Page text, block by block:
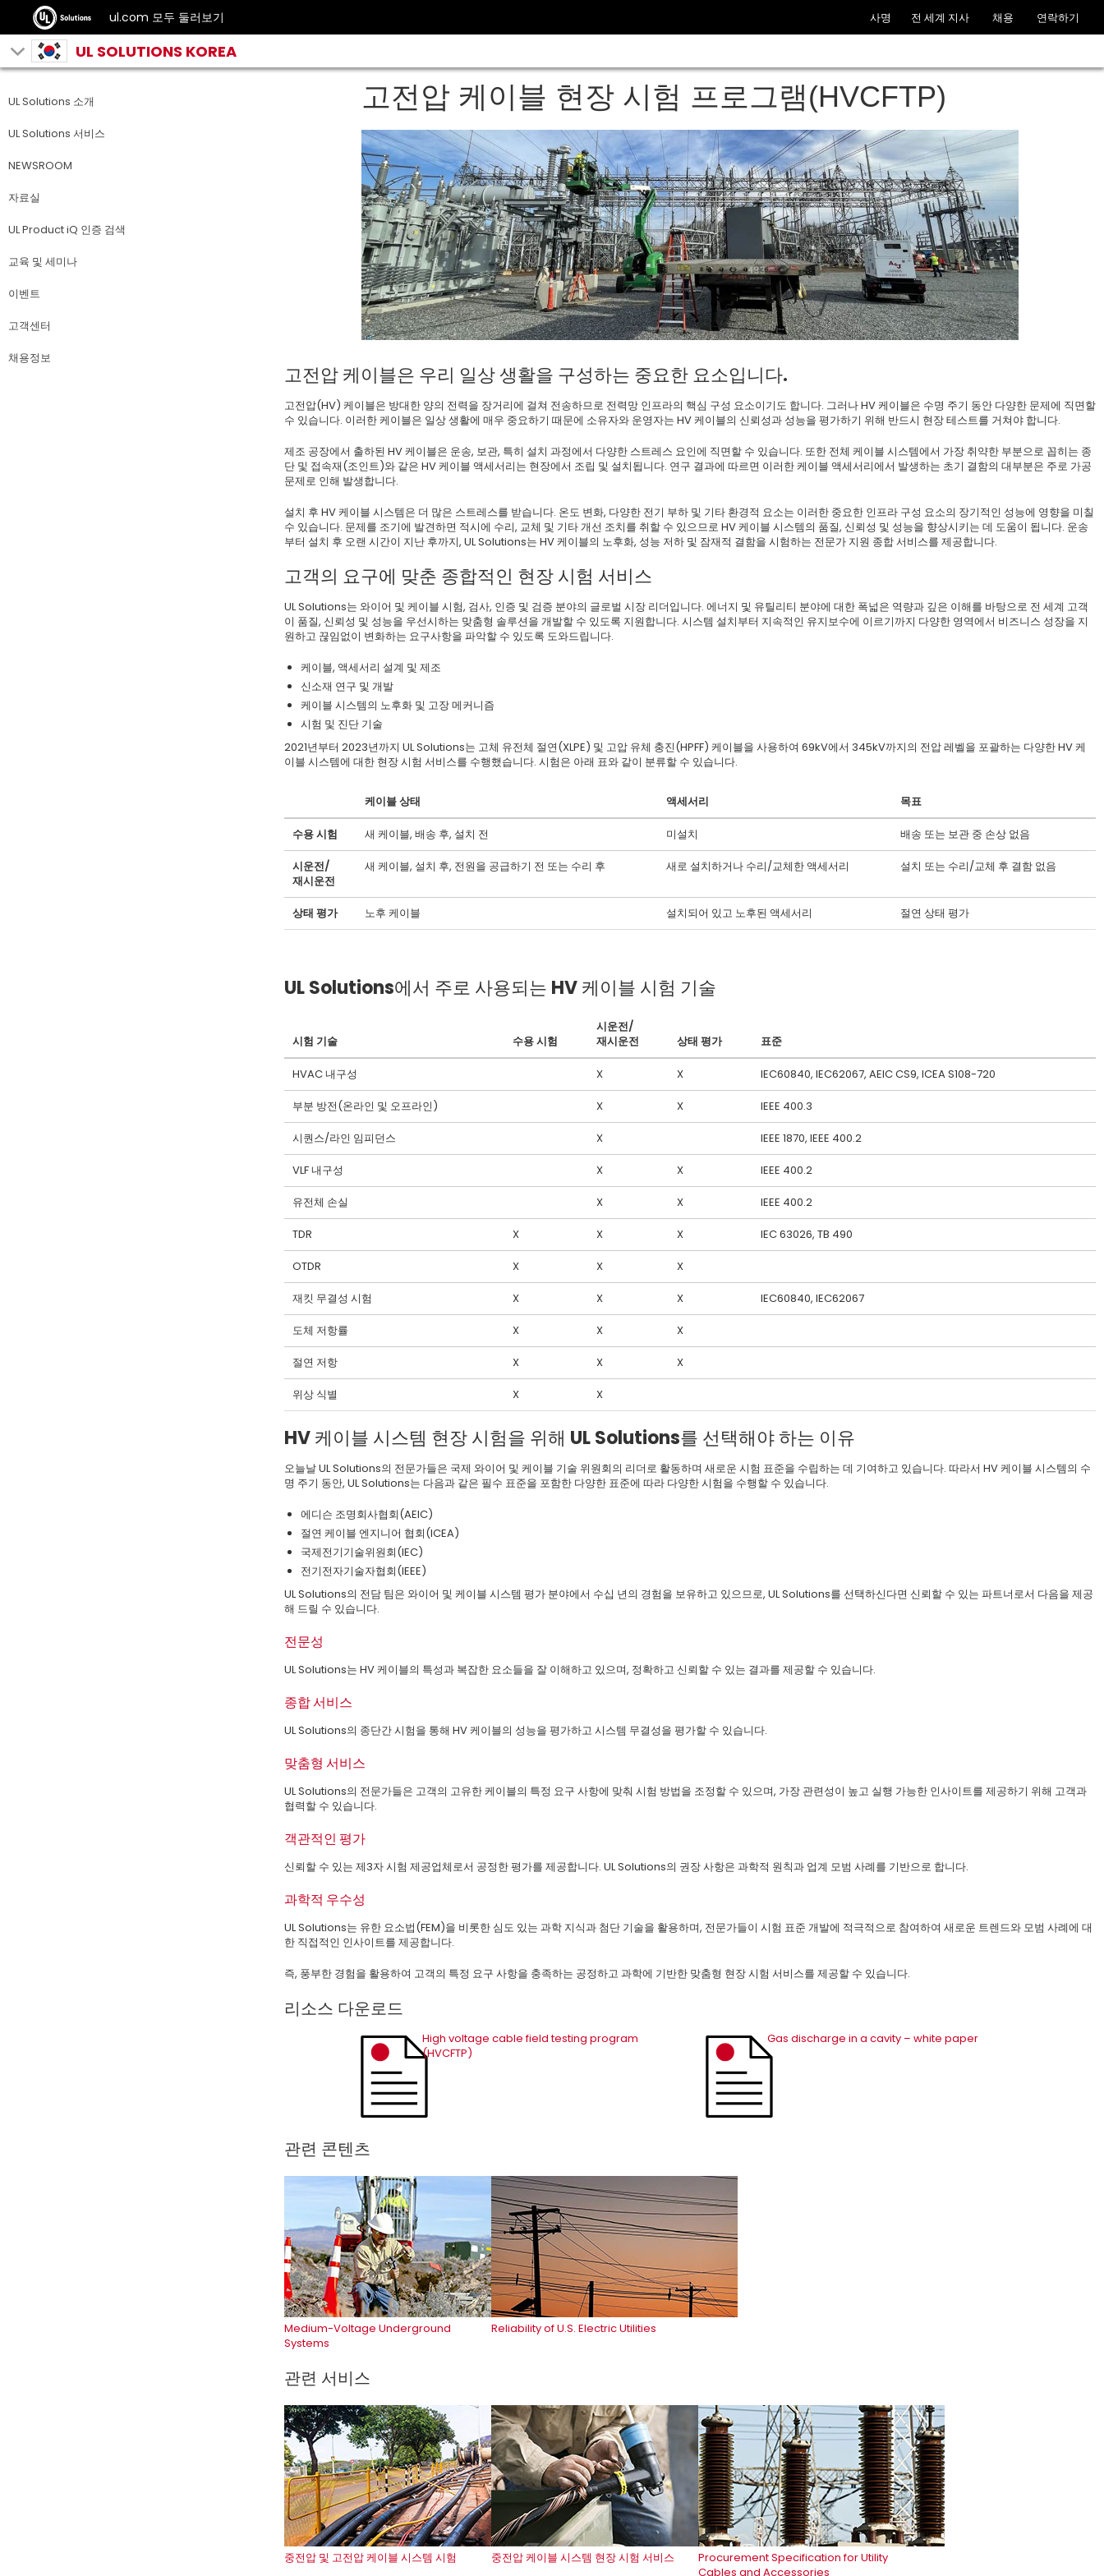
ul.com 모두 둘러보기 사명 전 세계 지사 채용 연락하기
UL SOLUTIONS KOREA
UL Solutions 소개
UL Solutions 서비스
NEWSROOM
자료실
UL Product iQ 인증 검색
교육 및 세미나
이벤트
고객센터
채용정보
고전압 케이블 현장 시험 프로그램(HVCFTP)
고전압 케이블은 우리 일상 생활을 구성하는 중요한 요소입니다.
고전압(HV) 케이블은 방대한 양의 전력을 장거리에 걸쳐 전송하므로 전력망 인프라의 핵심 구성 요소이기도 합니다. 그러나 HV 케이블은 수명 주기 동안 다양한 문제에 직면할
수 있습니다. 이러한 케이블은 일상 생활에 매우 중요하기 때문에 소유자와 운영자는 HV 케이블의 신뢰성과 성능을 평가하기 위해 반드시 현장 테스트를 거쳐야 합니다.
제조 공장에서 출하된 HV 케이블은 운송, 보관, 특히 설치 과정에서 다양한 스트레스 요인에 직면할 수 있습니다. 또한 전체 케이블 시스템에서 가장 취약한 부분으로 꼽히는 종
단 및 접속재(조인트)와 같은 HV 케이블 액세서리는 현장에서 조립 및 설치됩니다. 연구 결과에 따르면 이러한 케이블 액세서리에서 발생하는 초기 결함의 대부분은 주로 가공
문제로 인해 발생합니다.
설치 후 HV 케이블 시스템은 더 많은 스트레스를 받습니다. 온도 변화, 다양한 전기 부하 및 기타 환경적 요소는 이러한 중요한 인프라 구성 요소의 장기적인 성능에 영향을 미칠
수 있습니다. 문제를 조기에 발견하면 적시에 수리, 교체 및 기타 개선 조치를 취할 수 있으므로 HV 케이블 시스템의 품질, 신뢰성 및 성능을 향상시키는 데 도움이 됩니다. 운송
부터 설치 후 오랜 시간이 지난 후까지, UL Solutions는 HV 케이블의 노후화, 성능 저하 및 잠재적 결함을 시험하는 전문가 지원 종합 서비스를 제공합니다.
고객의 요구에 맞춘 종합적인 현장 시험 서비스
UL Solutions는 와이어 및 케이블 시험, 검사, 인증 및 검증 분야의 글로벌 시장 리더입니다. 에너지 및 유틸리티 분야에 대한 폭넓은 역량과 깊은 이해를 바탕으로 전 세계 고객
이 품질, 신뢰성 및 성능을 우선시하는 맞춤형 솔루션을 개발할 수 있도록 지원합니다. 시스템 설치부터 지속적인 유지보수에 이르기까지 다양한 영역에서 비즈니스 성장을 지
원하고 끊임없이 변화하는 요구사항을 파악할 수 있도록 도와드립니다.
케이블, 액세서리 설계 및 제조
신소재 연구 및 개발
케이블 시스템의 노후화 및 고장 메커니즘
시험 및 진단 기술
2021년부터 2023년까지 UL Solutions는 고체 유전체 절연(XLPE) 및 고압 유체 충진(HPFF) 케이블을 사용하여 69kV에서 345kV까지의 전압 레벨을 포괄하는 다양한 HV 케
이블 시스템에 대한 현장 시험 서비스를 수행했습니다. 시험은 아래 표와 같이 분류할 수 있습니다.
케이블 상태 액세서리 목표
수용 시험 새 케이블, 배송 후, 설치 전 미설치 배송 또는 보관 중 손상 없음
시운전/
재시운전
새 케이블, 설치 후, 전원을 공급하기 전 또는 수리 후 새로 설치하거나 수리/교체한 액세서리 설치 또는 수리/교체 후 결함 없음
상태 평가 노후 케이블 설치되어 있고 노후된 액세서리 절연 상태 평가
UL Solutions에서 주로 사용되는 HV 케이블 시험 기술
시험 기술 수용 시험
시운전/
재시운전
상태 평가 표준
HVAC 내구성 X X IEC60840, IEC62067, AEIC CS9, ICEA S108-720
부분 방전(온라인 및 오프라인) X X IEEE 400.3
시퀀스/라인 임피던스 X IEEE 1870, IEEE 400.2
VLF 내구성 X X IEEE 400.2
유전체 손실 X X IEEE 400.2
TDR X X X IEC 63026, TB 490
OTDR X X X
재킷 무결성 시험 X X X IEC60840, IEC62067
도체 저항률 X X X
절연 저항 X X X
위상 식별 X X
HV 케이블 시스템 현장 시험을 위해 UL Solutions를 선택해야 하는 이유
오늘날 UL Solutions의 전문가들은 국제 와이어 및 케이블 기술 위원회의 리더로 활동하며 새로운 시험 표준을 수립하는 데 기여하고 있습니다. 따라서 HV 케이블 시스템의 수
명 주기 동안, UL Solutions는 다음과 같은 필수 표준을 포함한 다양한 표준에 따라 다양한 시험을 수행할 수 있습니다.
에디슨 조명회사협회(AEIC)
절연 케이블 엔지니어 협회(ICEA)
국제전기기술위원회(IEC)
전기전자기술자협회(IEEE)
UL Solutions의 전담 팀은 와이어 및 케이블 시스템 평가 분야에서 수십 년의 경험을 보유하고 있으므로, UL Solutions를 선택하신다면 신뢰할 수 있는 파트너로서 다음을 제공
해 드릴 수 있습니다.
전문성
UL Solutions는 HV 케이블의 특성과 복잡한 요소들을 잘 이해하고 있으며, 정확하고 신뢰할 수 있는 결과를 제공할 수 있습니다.
종합 서비스
UL Solutions의 종단간 시험을 통해 HV 케이블의 성능을 평가하고 시스템 무결성을 평가할 수 있습니다.
맞춤형 서비스
UL Solutions의 전문가들은 고객의 고유한 케이블의 특정 요구 사항에 맞춰 시험 방법을 조정할 수 있으며, 가장 관련성이 높고 실행 가능한 인사이트를 제공하기 위해 고객과
협력할 수 있습니다.
객관적인 평가
신뢰할 수 있는 제3자 시험 제공업체로서 공정한 평가를 제공합니다. UL Solutions의 권장 사항은 과학적 원칙과 업계 모범 사례를 기반으로 합니다.
과학적 우수성
UL Solutions는 유한 요소법(FEM)을 비롯한 심도 있는 과학 지식과 첨단 기술을 활용하며, 전문가들이 시험 표준 개발에 적극적으로 참여하여 새로운 트렌드와 모범 사례에 대
한 직접적인 인사이트를 제공합니다.
즉, 풍부한 경험을 활용하여 고객의 특정 요구 사항을 충족하는 공정하고 과학에 기반한 맞춤형 현장 시험 서비스를 제공할 수 있습니다.
리소스 다운로드
High voltage cable field testing program
(HVCFTP)
Gas discharge in a cavity – white paper
관련 콘텐츠
Medium-Voltage Underground
Systems
Reliability of U.S. Electric Utilities
관련 서비스
중전압 및 고전압 케이블 시스템 시험 중전압 케이블 시스템 현장 시험 서비스
Procurement Specification for Utility
Cables and Accessories